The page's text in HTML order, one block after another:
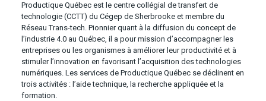
Productique Québec est le centre collégial de transfert de
technologie (CCTT) du Cégep de Sherbrooke et membre du
Réseau Trans-tech. Pionnier quant à la diffusion du concept de
l’industrie 4.0 au Québec, il a pour mission d’accompagner les
entreprises ou les organismes à améliorer leur productivité et à
stimuler l’innovation en favorisant l’acquisition des technologies
numériques. Les services de Productique Québec se déclinent en
trois activités : l’aide technique, la recherche appliquée et la
formation.